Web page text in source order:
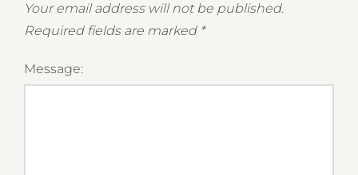
Your email address will not be published.
Required fields are marked *
Message: